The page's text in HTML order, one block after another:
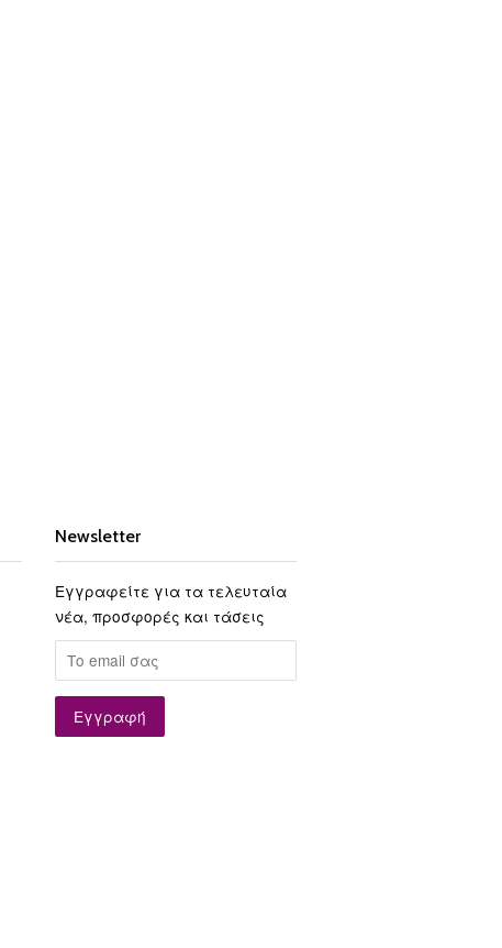
Newsletter
Εγγραφείτε για τα τελευταία
νέα, προσφορές και τάσεις